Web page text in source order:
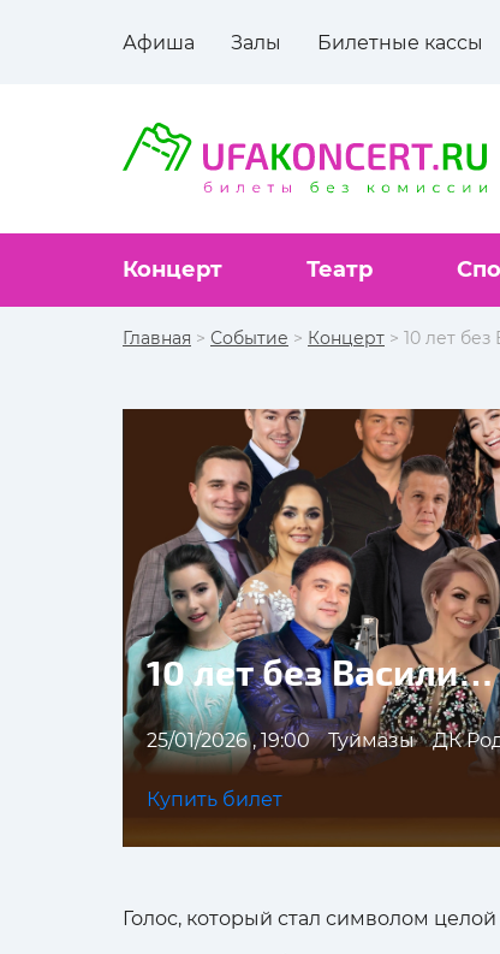
Афиша Залы Билетные кассы
Концерт Театр
Главная > Событие > Концерт > 10 лет
10 лет без
25/01/2026 , 19:00 Туймазы ДК
Купить билет
Голос, который стал символом целой